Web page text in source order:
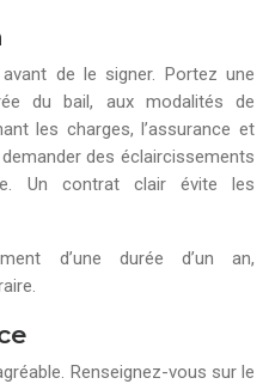
de le signer. Portez une
du bail, aux modalités de
les charges, l’assurance et
des éclaircissements
Un contrat clair évite les
d’une durée d’un an,
Renseignez-vous sur le